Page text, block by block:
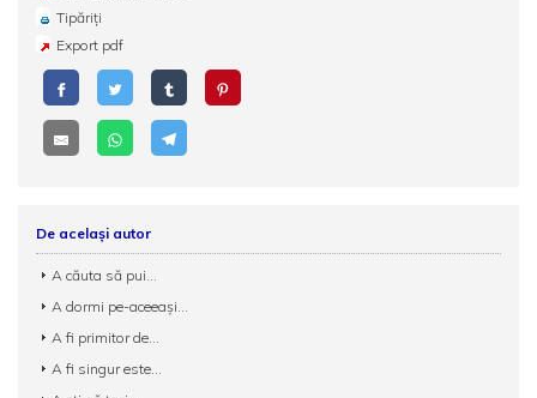
Tipăriți
Export pdf
De același autor
A căuta să pui...
A dormi pe-aceeași...
A fi primitor de...
A fi singur este...